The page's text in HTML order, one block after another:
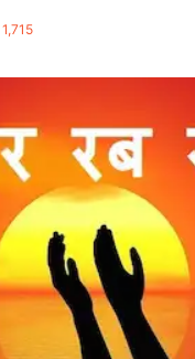
1,715